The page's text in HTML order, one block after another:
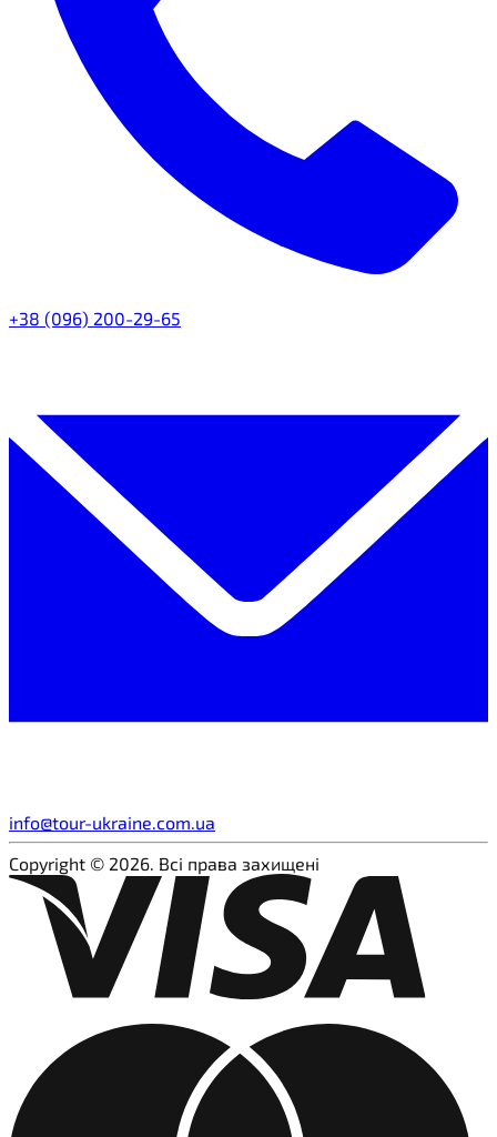
+38 (096) 200-29-65
info@tour-ukraine.com.ua
Copyright © 2026. Всі права захищені